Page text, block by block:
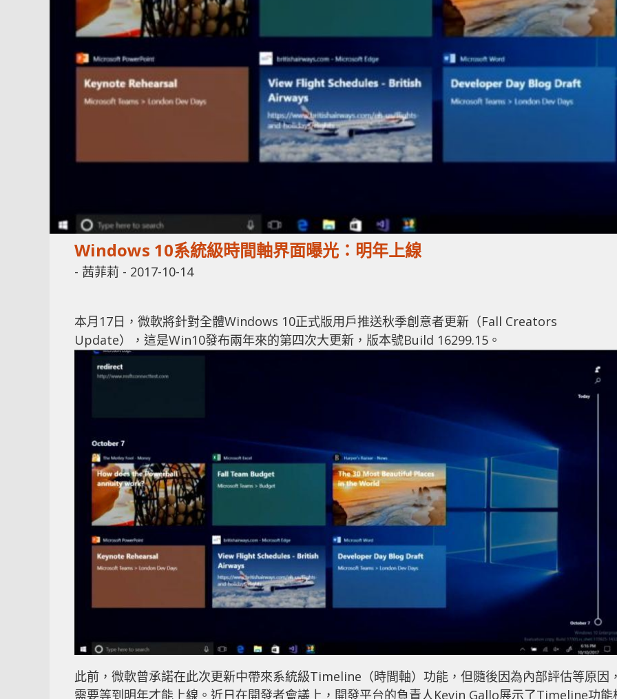
Windows 10系統級時間軸界面曝光：明年上線
- 茜菲莉 - 2017-10-14
本月17日，微軟將針對全體Windows 10正式版用戶推送秋季創意者更新（Fall Creators
Update），這是Win10發布兩年來的第四次大更新，版本號Build 16299.15。
此前，微軟曾承諾在此次更新中帶來系統級Timeline（時間軸）功能，但隨後因為內部評估等原因
需要等到明年才能上線。近日在開發者會議上，開發平台的負責人Kevin Gallo展示了Timeline功能